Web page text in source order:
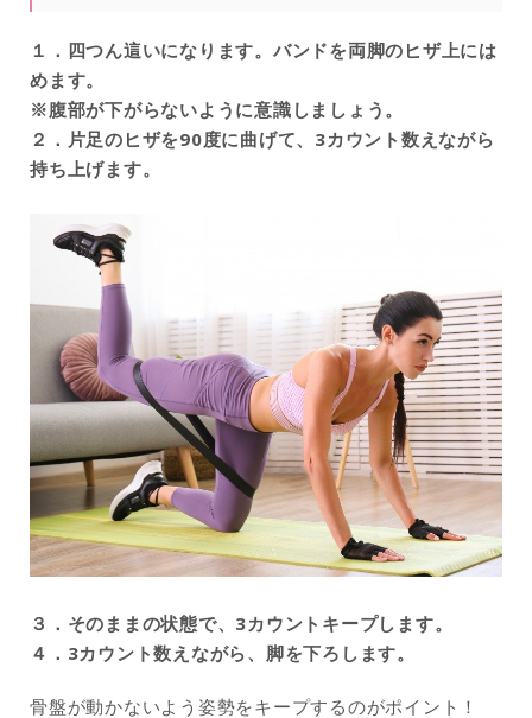
１．四つん這いになります。バンドを両脚のヒザ上には
めます。
※腹部が下がらないように意識しましょう。
２．片足のヒザを90度に曲げて、3カウント数えながら
持ち上げます。
３．そのままの状態で、3カウントキープします。
４．3カウント数えながら、脚を下ろします。
骨盤が動かないよう姿勢をキープするのがポイント！